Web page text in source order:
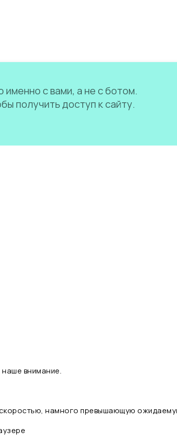
с вами, а не с ботом.
получить доступ к сайту.
наше внимание.
намного превышающую